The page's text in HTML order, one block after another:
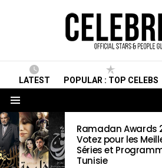
LATEST POPULAR : TOP CELEBS
LATEST
STORIES
Ramadan Awards
Votez pour les
Séries et
Tunisie